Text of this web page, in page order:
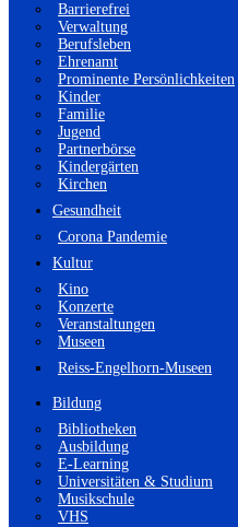
Barrierefrei
Verwaltung
Berufsleben
Ehrenamt
Prominente Persönlichkeiten
Kinder
Familie
Jugend
Partnerbörse
Kindergärten
Kirchen
Gesundheit
Corona Pandemie
Kultur
Kino
Konzerte
Veranstaltungen
Museen
Reiss-Engelhorn-Museen
Bildung
Bibliotheken
Ausbildung
E-Learning
Universitäten & Studium
Musikschule
VHS